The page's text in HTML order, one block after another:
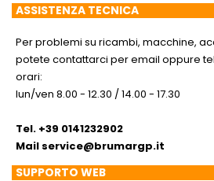
ASSISTENZA TECNICA
Per problemi su ricambi, macchine,
potete contattarci per email oppure
orari:
lun/ven 8.00 - 12.30 / 14.00 - 17.30
Tel. +39 0141232902
Mail service@brumargp.it
SUPPORTO WEB